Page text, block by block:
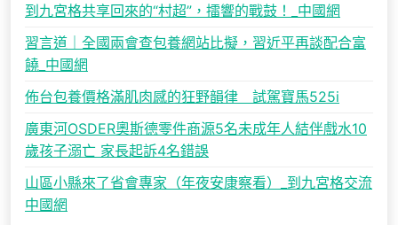
到九宮格共享回來的“村超”，擂響的戰鼓！_中國網
習言道｜全國兩會查包養網站比擬，習近平再談配合富
饒_中國網
佈台包養價格滿肌肉感的狂野韻律 試駕寶馬525i
廣東河OSDER奧斯德零件商源5名未成年人結伴戲水10
歲孩子溺亡 家長起訴4名錯誤
山區小縣來了省會專家（年夜安康察看）_到九宮格交流
中國網